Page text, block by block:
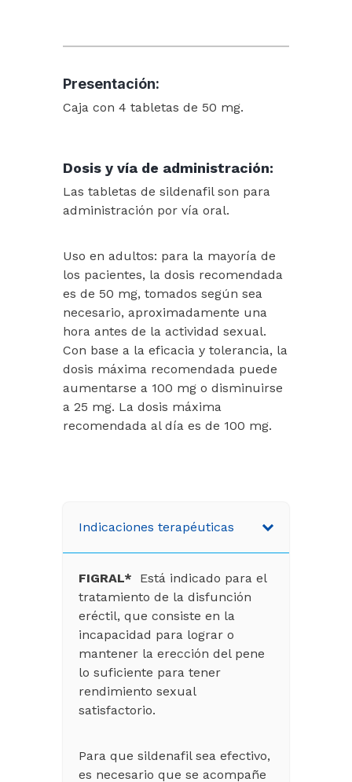
Presentación:
Caja con 4 tabletas de 50 mg.
Dosis y vía de administración:
Las tabletas de sildenafil son para
administración por vía oral.
Uso en adultos: para la mayoría de
los pacientes, la dosis recomendada
es de 50 mg, tomados según sea
necesario, aproximadamente una
hora antes de la actividad sexual.
Con base a la eficacia y tolerancia, la
dosis máxima recomendada puede
aumentarse a 100 mg o disminuirse
a 25 mg. La dosis máxima
recomendada al día es de 100 mg.
Indicaciones terapéuticas
FIGRAL*
Está indicado para el
tratamiento de la disfunción
eréctil, que consiste en la
incapacidad para lograr o
mantener la erección del pene
lo suficiente para tener
rendimiento sexual
satisfactorio.
Para que sildenafil sea efectivo,
es necesario que se acompañe